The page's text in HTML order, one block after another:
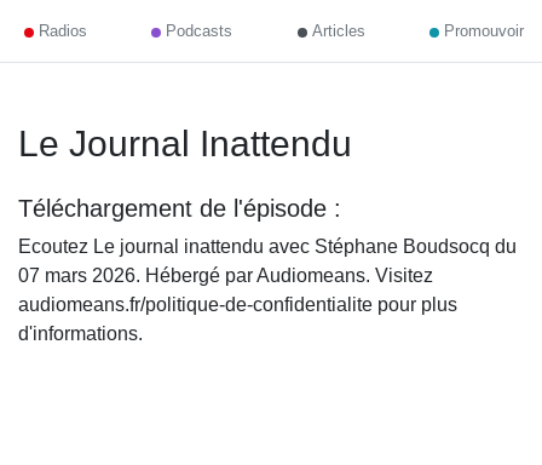
Radios Podcasts Articles Promouvoir
Le Journal Inattendu
Téléchargement de l'épisode :
Ecoutez Le journal inattendu avec Stéphane Boudsocq du
07 mars 2026. Hébergé par Audiomeans. Visitez
audiomeans.fr/politique-de-confidentialite pour plus
d'informations.